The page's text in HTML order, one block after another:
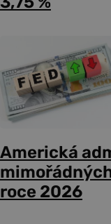
Americká
roce 2026